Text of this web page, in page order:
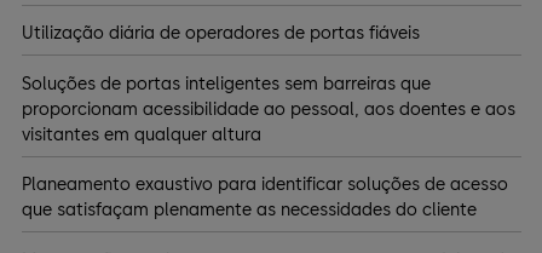
Utilização diária de operadores de portas fiáveis
Soluções de portas inteligentes sem barreiras que
proporcionam acessibilidade ao pessoal, aos doentes e aos
visitantes em qualquer altura
Planeamento exaustivo para identificar soluções de acesso
que satisfaçam plenamente as necessidades do cliente